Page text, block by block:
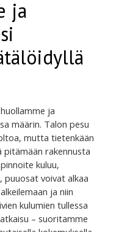
ja
ja
määrin. Talon pesu
mutta tietenkään
pitämään rakennusta
kuluu,
puuosat voivat alkaa
ja niin
kulumien tullessa
– suoritamme